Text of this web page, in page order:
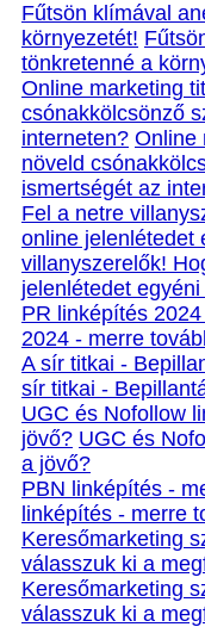
Fűtsön klímával
környezetét!
tönkretenné a
Online marketing
csónakkölcsönző
interneten? Online
növeld
ismertségét az
Fel a netre
online jelenlétedet
villanyszerelők!
jelenlétedet
PR linképítés
2024 - merre
A sír titkai -
sír titkai -
UGC és Nofollow
jövő? UGC és
a jövő?
PBN linképítés -
linképítés - merre
Keresőmarketing
válasszuk ki a
Keresőmarketing
válasszuk ki a